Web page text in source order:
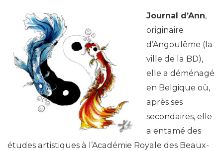
Journal d’Ann,
originaire
d’Angoulême (la
ville de la BD),
elle a déménagé
en Belgique où,
après ses
secondaires, elle
a entamé des
études artistiques à l’Académie Royale des Beaux-